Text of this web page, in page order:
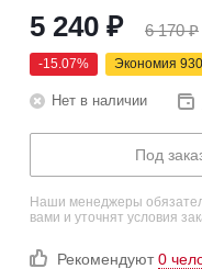
5 240 ₽ 6 170₽
-15.07% Экономия 930
Нет в наличии
Под
Наши менеджеры
вами и уточнят условия
Рекомендуют0